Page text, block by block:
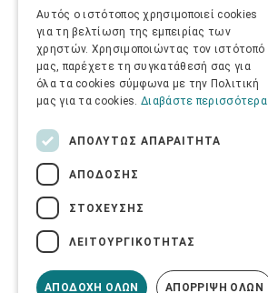
Αυτός ο ιστότοπος χρησιμοποιεί cookies
για τη βελτίωση της εμπειρίας των
χρηστών. Χρησιμοποιώντας τον ιστότοπό
μας, παρέχετε τη συγκατάθεσή σας για
όλα τα cookies σύμφωνα με την Πολιτική
μας για τα cookies. Διαβάστε περισσότερα
ΑΠΟΛΎΤΩΣ ΑΠΑΡΑΊΤΗΤΑ
ΑΠΌΔΟΣΗΣ
ΣΤΌΧΕΥΣΗΣ
ΛΕΙΤΟΥΡΓΙΚΌΤΗΤΑΣ
ΑΠΟΔΟΧΉ ΌΛΩΝ ΑΠΌΡΡΙΨΗ ΌΛΩΝ